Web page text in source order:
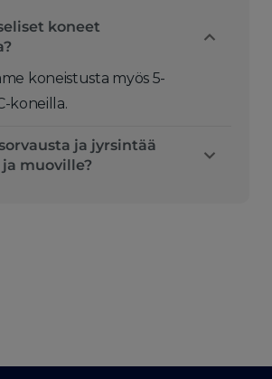
koneet
koneistusta myös 5-
koneilla.
ja jyrsintää
muoville?